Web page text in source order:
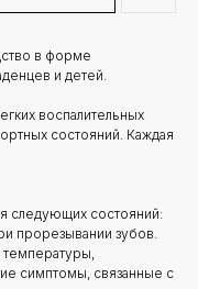
в форме
и детей.
воспалительных
состояний. Каждая
следующих состояний:
прорезывании зубов.
симптомы, связанные с